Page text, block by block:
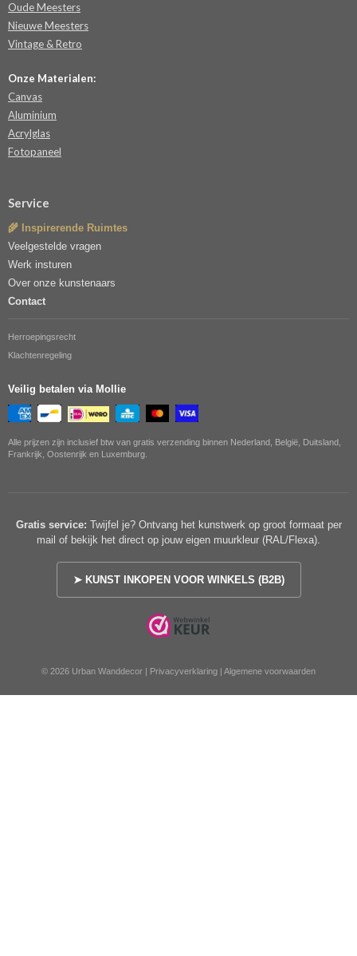
Oude Meesters
Nieuwe Meesters
Vintage & Retro
Onze Materialen:
Canvas
Aluminium
Acrylglas
Fotopaneel
Service
🌾 Inspirerende Ruimtes
Veelgestelde vragen
Werk insturen
Over onze kunstenaars
Contact
Herroepingsrecht
Klachtenregeling
Veilig betalen via Mollie
Alle prijzen zijn inclusief btw van gratis verzending binnen Nederland, België, Duitsland,
Frankrijk, Oostenrijk en Luxemburg.
Gratis service: Twijfel je? Ontvang het kunstwerk op groot formaat per
mail of bekijk het direct op jouw eigen muurkleur (RAL/Flexa).
➤ KUNST INKOPEN VOOR WINKELS (B2B)
© 2026 Urban Wanddecor | Privacyverklaring | Algemene voorwaarden